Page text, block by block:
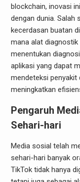
blockchain, inovasi
dengan dunia. Salah
kecerdasan buatan
mana alat
menentukan
aplikasi yang dapat
mendeteksi
meningkatkan
Pengaruh
Sehari-hari
Media sosial telah
sehari-hari banyak
TikTok tidak hanya